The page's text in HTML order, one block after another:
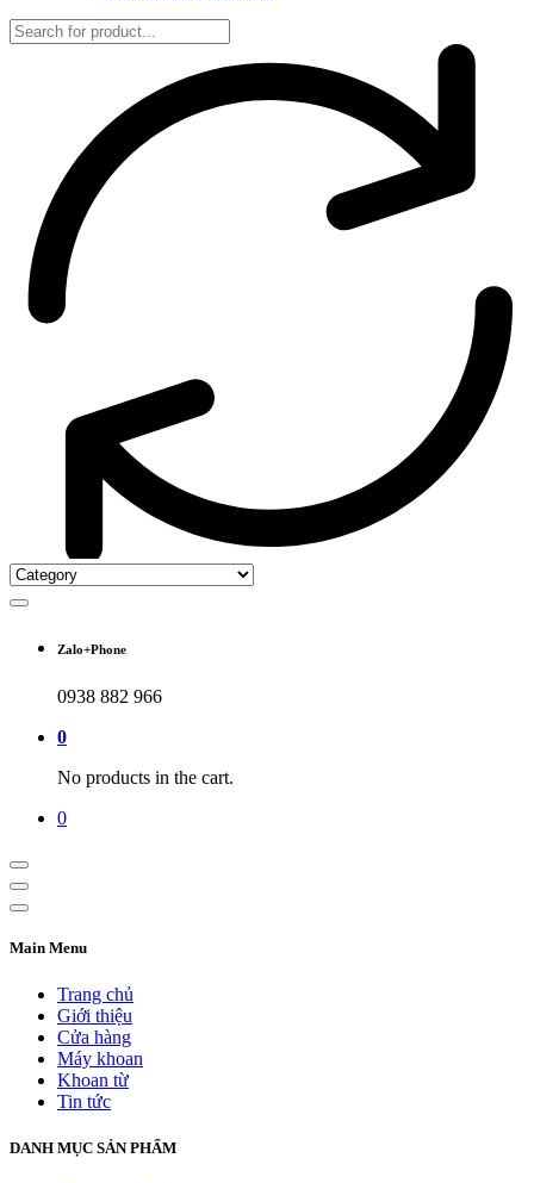
Zalo+Phone
0938 882 966
0
No products in the cart.
0
Main Menu
Trang chủ
Giới thiệu
Cửa hàng
Máy khoan
Khoan từ
Tin tức
DANH MỤC SẢN PHẨM